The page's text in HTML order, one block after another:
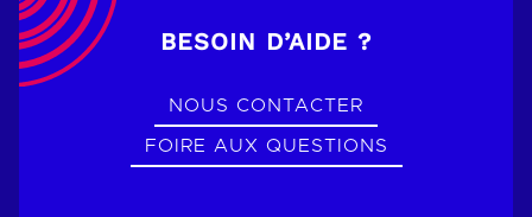
BESOIN D’AIDE ?
NOUS CONTACTER
FOIRE AUX QUESTIONS